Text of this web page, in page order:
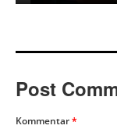
Post
Kommentar*